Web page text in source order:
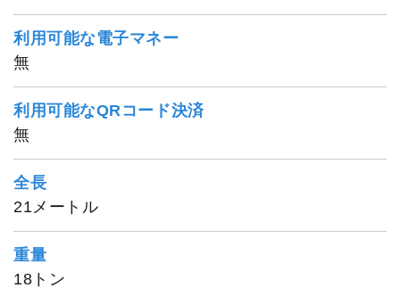
利用可能な電子マネー
無
利用可能なQRコード決済
無
全長
21メートル
重量
18トン